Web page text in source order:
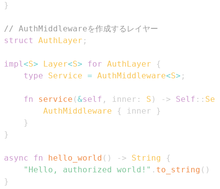
}
// AuthMiddlewareを作成するレイヤー
struct
AuthLayer ;
impl<S> Layer<S> for AuthLayer
{
type
Service = AuthMiddleware<S> ;
fn service (&self , inner : S ) -> Self ::
AuthMiddleware
{ inner
}
}
}
async fn hello_world ( ) -> String
{
"Hello, authorized world!" . to_string ( )
}